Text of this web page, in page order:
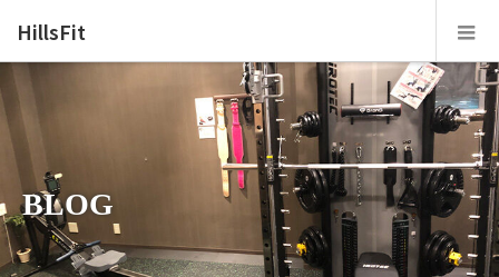
HillsFit
BLOG